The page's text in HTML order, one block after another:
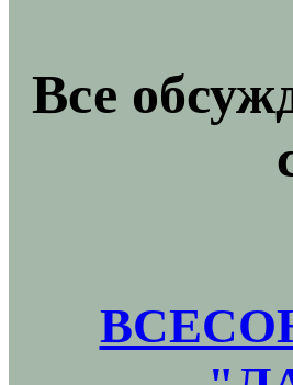
Все